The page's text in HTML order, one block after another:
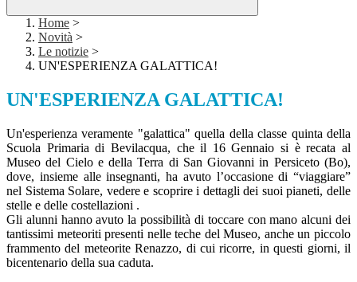
Home >
Novità >
Le notizie >
UN'ESPERIENZA GALATTICA!
UN'ESPERIENZA GALATTICA!
Un'esperienza veramente "galattica" quella della classe quinta della
Scuola Primaria di Bevilacqua, che il 16 Gennaio si è recata al
Museo del Cielo e della Terra di San Giovanni in Persiceto (Bo),
dove, insieme alle insegnanti, ha avuto l’occasione di “viaggiare”
nel Sistema Solare, vedere e scoprire i dettagli dei suoi pianeti, delle
stelle e delle costellazioni .
Gli alunni hanno avuto la possibilità di toccare con mano alcuni dei
tantissimi meteoriti presenti nelle teche del Museo, anche un piccolo
frammento del meteorite Renazzo, di cui ricorre, in questi giorni, il
bicentenario della sua caduta.